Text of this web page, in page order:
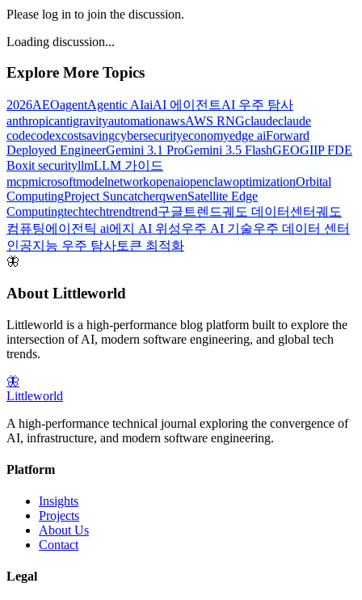
Please log in to join the discussion.
Loading discussion...
Explore More Topics
2026AEOagentAgentic AIaiAI 에이전트AI 우주 탐사
anthropicantigravityautomationawsAWS RNGclaudeclaude
codecodexcostsavingcybersecurityeconomyedge aiForward
Deployed EngineerGemini 3.1 ProGemini 3.5 FlashGEOGIIP FDE
Boxit securityllmLLM 가이드
mcpmicrosoftmodelnetworkopenaiopenclawoptimizationOrbital
ComputingProject SuncatcherqwenSatellite Edge
Computingtechtechtrendtrend구글트렌드궤도 데이터센터궤도
컴퓨팅에이전틱 ai에지 AI 위성우주 AI 기술우주 데이터 센터
인공지능 우주 탐사토큰 최적화
🦋
About Littleworld
Littleworld is a high-performance blog platform built to explore the
intersection of AI, modern software engineering, and global tech
trends.
🦋
Littleworld
A high-performance technical journal exploring the convergence of
AI, infrastructure, and modern software engineering.
Platform
Insights
Projects
About Us
Contact
Legal